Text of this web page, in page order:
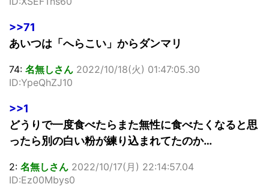
>>71
あいつは「へらこい」からダンマリ
74: 名無しさん 2022/10/18(火) 01:47:05.30
ID:YpeQhZJ10
>>1
どうりで一度食べたらまた無性に食べたくなると思
ったら別の白い粉が練り込まれてたのか…
2: 名無しさん 2022/10/17(月) 22:14:57.04
ID:Ez00Mbys0